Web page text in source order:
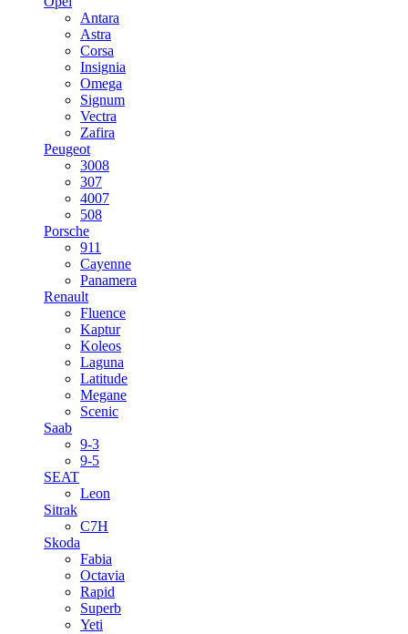
Antara
Astra
Corsa
Insignia
Omega
Signum
Vectra
Zafira
Peugeot
3008
307
4007
508
Porsche
911
Cayenne
Panamera
Renault
Fluence
Kaptur
Koleos
Laguna
Latitude
Megane
Scenic
Saab
9-3
9-5
SEAT
Leon
Sitrak
C7H
Skoda
Fabia
Octavia
Rapid
Superb
Yeti